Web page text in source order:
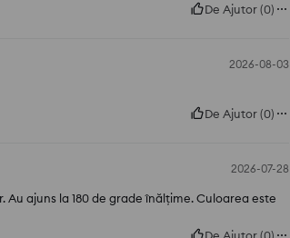
De Ajutor(0)
2026-08-03
De Ajutor(0)
2026-07-28
ajuns la 180 de grade înălțime. Culoarea este
De Ajutor(0)